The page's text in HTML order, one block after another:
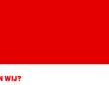
WIJ?